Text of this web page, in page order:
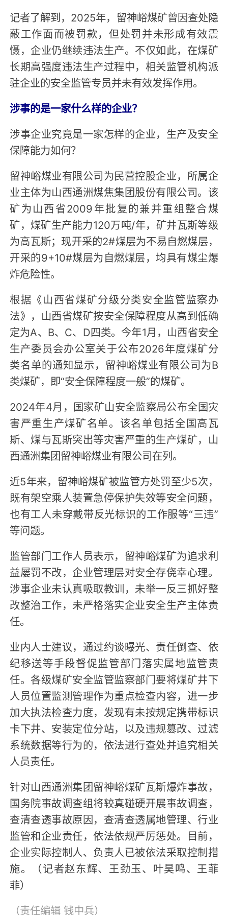
记者了解到，2025年，留神峪煤矿曾因查处隐
蔽工作面而被罚款，但处罚并未形成有效震
慑，企业仍继续违法生产。不仅如此，在煤矿
长期高强度违法生产过程中，相关监管机构派
驻企业的安全监管专员并未有效发挥作用。
涉事的是一家什么样的企业？
涉事企业究竟是一家怎样的企业，生产及安全
保障能力如何？
留神峪煤业有限公司为民营控股企业，所属企
业主体为山西通洲煤焦集团股份有限公司。该
矿为山西省2009年批复的兼并重组整合煤
矿，煤矿生产能力120万吨/年，矿井瓦斯等级
为高瓦斯；现开采的2#煤层为不易自燃煤层，
开采的9+10#煤层为自燃煤层，均具有煤尘爆
炸危险性。
根据《山西省煤矿分级分类安全监管监察办
法》，山西省煤矿按安全保障程度从高到低确
定为A、B、C、D四类。今年1月，山西省安全
生产委员会办公室关于公布2026年度煤矿分
类名单的通知显示，留神峪煤业有限公司为B
类煤矿，即“安全保障程度一般”的煤矿。
2024年4月，国家矿山安全监察局公布全国灾
害严重生产煤矿名单。该名单包括全国高瓦
斯、煤与瓦斯突出等灾害严重的生产煤矿，山
西通洲集团留神峪煤业有限公司在列。
近5年来，留神峪煤矿被监管方处罚至少5次，
既有架空乘人装置急停保护失效等安全问题，
也有工人未穿戴带反光标识的工作服等“三违”
等问题。
监管部门工作人员表示，留神峪煤矿为追求利
益屡罚不改，企业管理层对安全存侥幸心理。
涉事企业未认真吸取教训，未举一反三抓好整
改整治工作，未严格落实企业安全生产主体责
任。
业内人士建议，通过约谈曝光、责任倒查、依
纪移送等手段督促监管部门落实属地监管责
任。各级煤矿安全监管监察部门要将煤矿井下
人员位置监测管理作为重点检查内容，进一步
加大执法检查力度，发现有未按规定携带标识
卡下井、安装定位分站，以及违规篡改、过滤
系统数据等行为的，依法进行查处并追究相关
人员责任。
针对山西通洲集团留神峪煤矿瓦斯爆炸事故，
国务院事故调查组将较真碰硬开展事故调查，
查清查透事故原因，查清查透属地管理、行业
监管和企业责任，依法依规严厉惩处。目前，
企业实际控制人、负责人已被依法采取控制措
施。（记者赵东辉、王劲玉、叶昊鸣、王菲
菲）
（责任编辑 钱中兵）